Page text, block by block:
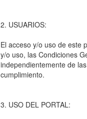
2. USUARIOS:
El acceso y/o uso de este
y/o uso, las Condiciones
independientemente de
cumplimiento.
3. USO DEL PORTAL: